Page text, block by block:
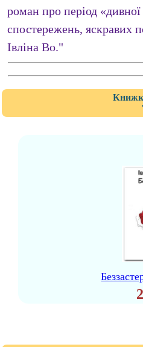
роман про період
спостережень, яскравих
Івліна Во."